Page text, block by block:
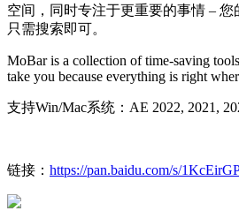
空间，同时专注于更重要的事情 –
只需搜索即可。
MoBar is a collection of time-saving
take you because everything is right
支持Win/Mac系统：AE 2022, 2021,
链接： https://pan.baidu.com/s/